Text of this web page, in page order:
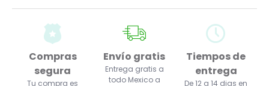
Compras
segura
Tu compra es
Envío gratis
Entrega gratis a
todo Mexico a
Tiempos de
entrega
De 12 a 14 dias en